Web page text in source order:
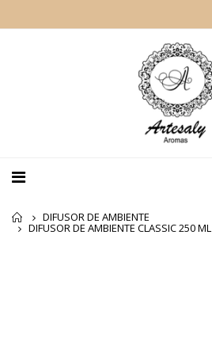
Home
DIFUSOR DE AMBIENTE
DIFUSOR DE AMBIENTE CLASSIC 250 ML